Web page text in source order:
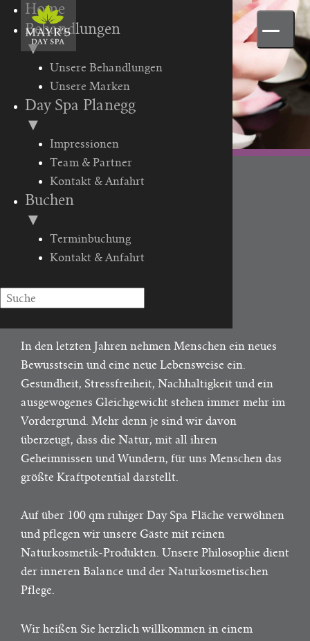
MAYR’S DAY SPA –
NATURKOSMETIK IN
PLANEGG
NATUR PUR – IM WÜRMTAL
PLANEGG
In den letzten Jahren nehmen Menschen ein neues
Bewusstsein und eine neue Lebensweise ein.
Gesundheit, Stressfreiheit, Nachhaltigkeit und ein
ausgewogenes Gleichgewicht stehen immer mehr im
Vordergrund. Mehr denn je sind wir davon
überzeugt, dass die Natur, mit all ihren
Geheimnissen und Wundern, für uns Menschen das
größte Kraftpotential darstellt.
Auf über 100 qm ruhiger Day Spa Fläche verwöhnen
und pflegen wir unsere Gäste mit reinen
Naturkosmetik-Produkten. Unsere Philosophie dient
der inneren Balance und der Naturkosmetischen
Pflege.
Wir heißen Sie herzlich willkommen in einem
Home
Behandlungen
▼
Unsere Behandlungen
Unsere Marken
Day Spa Planegg
▼
Impressionen
Team & Partner
Kontakt & Anfahrt
Buchen
▼
Terminbuchung
Kontakt & Anfahrt